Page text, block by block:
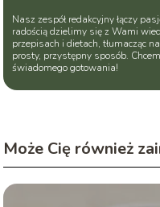
Nasz zespół redakcyjny łączy
radością dzielimy się z Wami
przepisach i dietach, tłumacząc
prosty, przystępny sposób.
świadomego gotowania!
Może Cię również